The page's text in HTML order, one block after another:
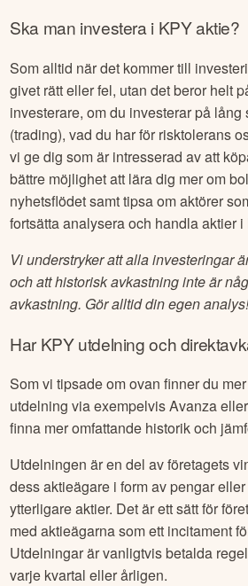
Ska man investera i KPYaktie?
Som alltid när det kommer till
givet rätt eller fel, utan det beror helt
investerare, om du investerar på
(trading), vad du har för risktolerans
vi ge dig som är intresserad av att
bättre möjlighet att lära dig mer om
nyhetsflödet samt tipsa om aktörer
fortsätta analysera och handla aktier i
Vi understryker att alla investeringar
och att historisk avkastning inte är
avkastning. Gör alltid din egen
HarKPYutdelning och
Som vi tipsade om ovan finner du
utdelning via exempelvis Avanza
finna mer omfattande historik och
Utdelningen är en del av företagets
dess aktieägare i form av pengar
ytterligare aktier. Det är ett sätt för
med aktieägarna som ett incitament
Utdelningar är vanligtvis betalda
varje kvartal eller årligen.